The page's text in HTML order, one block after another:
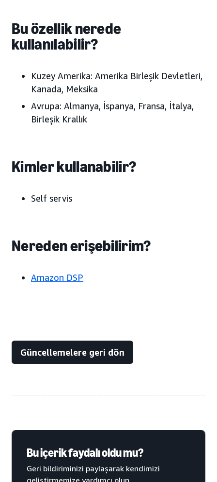
Bu özellik nerede
kullanılabilir?
Kuzey Amerika: Amerika Birleşik Devletleri,
Kanada, Meksika
Avrupa: Almanya, İspanya, Fransa, İtalya,
Birleşik Krallık
Kimler kullanabilir?
Self servis
Nereden erişebilirim?
Amazon DSP
Güncellemelere geri dön
Bu içerik faydalı oldu mu?
Geri bildiriminizi paylaşarak kendimizi
geliştirmemize yardımcı olun.